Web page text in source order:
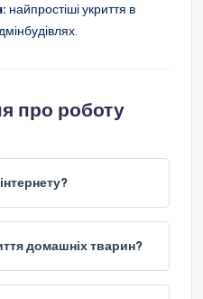
найпростіші укриття в
про роботу
домашніх тварин?